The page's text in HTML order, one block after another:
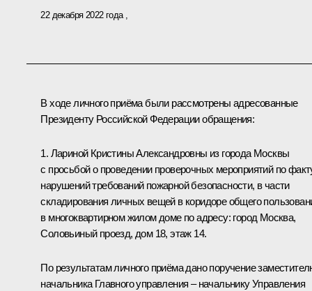
22 декабря 2022 года
В ходе личного приёма были рассмотрены адресованные
Президенту Российской Федерации обращения:
1. Лариной Кристины Александровны из города Москвы
с просьбой о проведении проверочных мероприятий по
нарушений требований пожарной безопасности, в части
складирования личных вещей в коридоре общего
в многоквартирном жилом доме по адресу: город Москва,
Соловьиный проезд, дом 18, этаж 14.
По результатам личного приёма дано поручение
начальника Главного управления – начальнику Управления